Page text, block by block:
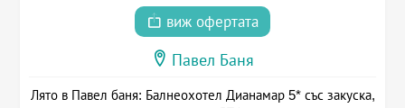
виж офертата
Павел Баня
Лято в Павел баня: Балнеохотел Дианамар 5* със закуска,